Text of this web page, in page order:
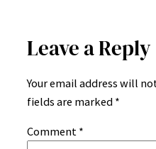
Leave a Reply
Your email address will
fields are marked *
Comment *